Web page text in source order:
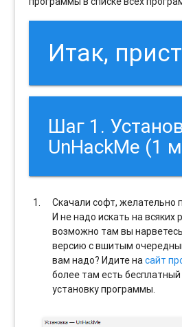
Итак,
Шаг 1.
UnHackMe (1
Скачали софт, желательно
И не надо искать на всяких
возможно там вы
версию с вшитым
вам надо? Идите насайт
более там есть
установку программы.